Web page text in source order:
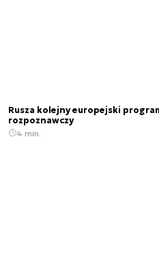
Rusza kolejny europejski
rozpoznawczy
4 min.